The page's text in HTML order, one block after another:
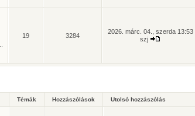
19 3284
2026. márc. 04., szerda 13:53
szj
Témák Hozzászólások Utolsó hozzászólás